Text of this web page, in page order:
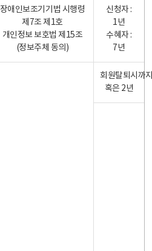
장애인보조기기법 시행령
제7조 제1호
개인정보 보호법 제15조
(정보주체 동의)
신청자 :
1년
수혜자 :
7년
회원탈퇴시까
혹은 2년